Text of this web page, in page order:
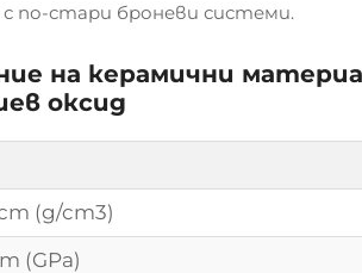
с по-стари броневи системи.
на керамични
оксид
(g/cm3)
(GPa)